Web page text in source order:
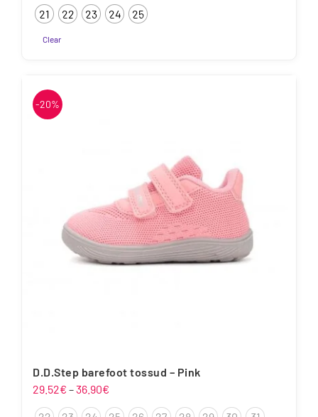
21 22 23 24 25
Clear
on
mitu
-20%
D.D.Step barefoot tossud – Pink
29.52€ –36.90€
29.52€